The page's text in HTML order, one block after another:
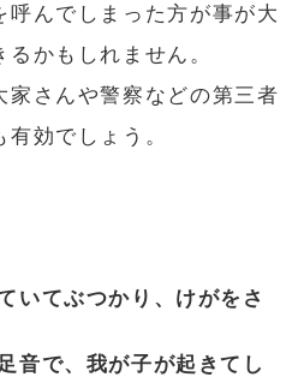
呼んでしまった方が事が大
かもしれません。
家さんや警察などの第三者
効でしょう。
いてぶつかり、けがをさ
音で、我が子が起きてし